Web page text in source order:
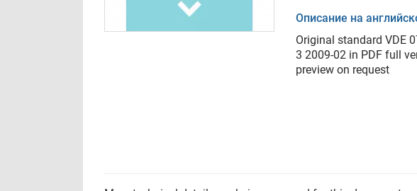
Описание на
Original standard VDE
3 2009-02 in PDF full
preview on request